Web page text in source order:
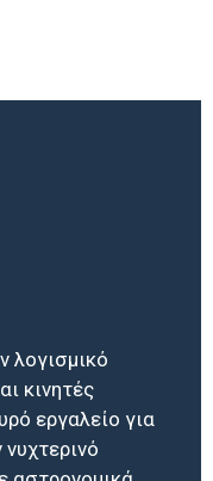
λογισμικό
κινητές
εργαλείο για